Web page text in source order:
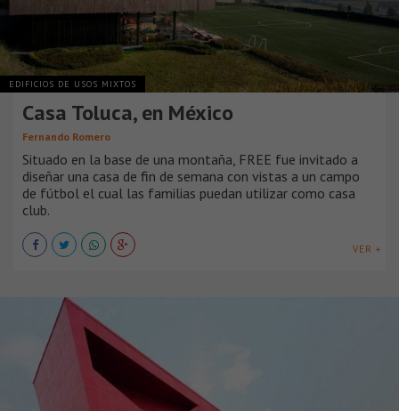
EDIFICIOS DE USOS MIXTOS
Casa Toluca, en México
Fernando Romero
Situado en la base de una montaña, FREE fue invitado a
diseñar una casa de fin de semana con vistas a un campo
de fútbol el cual las familias puedan utilizar como casa
club.
VER +